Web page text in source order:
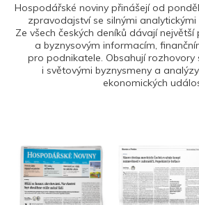
Hospodářské noviny přinášejí od
zpravodajství se silnými
Ze všech českých deníků dávají
a byznysovým informacím,
pro podnikatele. Obsahují rozhovory
i světovými byznysmeny a
ekonomických